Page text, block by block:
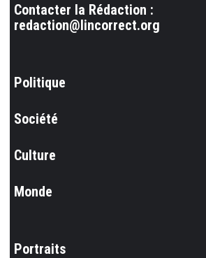
Contacter la Rédaction :
redaction@lincorrect.org
Politique
Société
Culture
Monde
Portraits